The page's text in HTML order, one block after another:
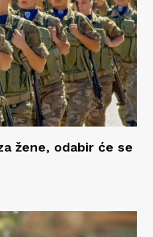
žene, odabir će se